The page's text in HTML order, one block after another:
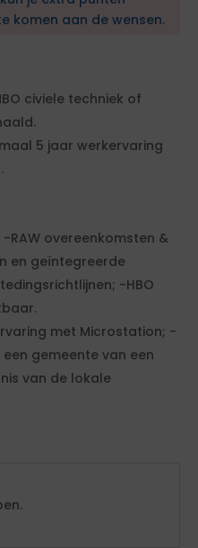
komen aan de wensen.
civiele techniek of
5 jaar werkervaring
RAW overeenkomsten &
en geïntegreerde
-HBO
met Microstation; -
gemeente van een
van de lokale